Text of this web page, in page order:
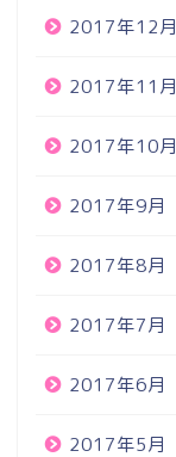
2017年12月
2017年11月
2017年10月
2017年9月
2017年8月
2017年7月
2017年6月
2017年5月